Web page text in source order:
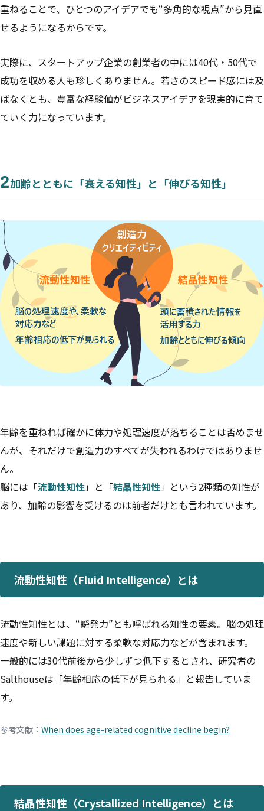
重ねることで、ひとつのアイデアでも“多角的な視点”から見直
せるようになるからです。
実際に、スタートアップ企業の創業者の中には40代・50代で
成功を収める人も珍しくありません。若さのスピード感には及
ばなくとも、豊富な経験値がビジネスアイデアを現実的に育て
ていく力になっています。
2加齢とともに「衰える知性」と「伸びる知性」
年齢を重ねれば確かに体力や処理速度が落ちることは否めませ
んが、それだけで創造力のすべてが失われるわけではありませ
ん。
脳には「流動性知性」と「結晶性知性」という2種類の知性が
あり、加齢の影響を受けるのは前者だけとも言われています。
流動性知性（Fluid Intelligence）とは
流動性知性とは、“瞬発力”とも呼ばれる知性の要素。脳の処理
速度や新しい課題に対する柔軟な対応力などが含まれます。
一般的には30代前後から少しずつ低下するとされ、研究者の
Salthouseは「年齢相応の低下が見られる」と報告していま
す。
参考文献： When does age-related cognitive decline begin?
結晶性知性（Crystallized Intelligence）とは